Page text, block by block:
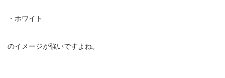
・ホワイト
のイメージが強いですよね。